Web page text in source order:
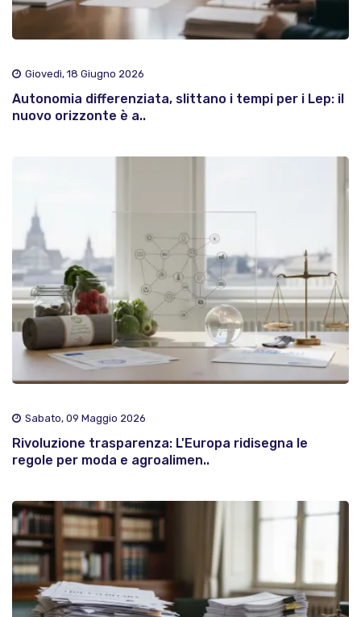
Giovedì, 18 Giugno 2026
Autonomia differenziata, slittano i tempi per i Lep: il
nuovo orizzonte è a..
Sabato, 09 Maggio 2026
Rivoluzione trasparenza: L'Europa ridisegna le
regole per moda e agroalimen..